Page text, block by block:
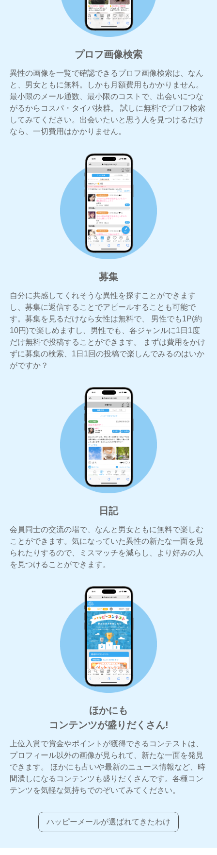
プロフ画像検索
異性の画像を一覧で確認できるプロフ画像検索は、なん
と、男女ともに無料。しかも月額費用もかかりません。
最小限のメール通数、最小限のコストで、出会いにつな
がるからコスパ・タイパ抜群。 試しに無料でプロフ検索
してみてください。出会いたいと思う人を見つけるだけ
なら、一切費用はかかりません。
募集
自分に共感してくれそうな異性を探すことができます
し、募集に返信することでアピールすることも可能で
す。募集を見るだけなら女性は無料で、 男性でも1P(約
10円)で楽しめますし、男性でも、各ジャンルに1日1度
だけ無料で投稿することができます。 まずは費用をかけ
ずに募集の検索、1日1回の投稿で楽しんでみるのはいか
がですか？
日記
会員同士の交流の場で、なんと男女ともに無料で楽しむ
ことができます。気になっていた異性の新たな一面を見
られたりするので、ミスマッチを減らし、より好みの人
を見つけることができます。
ほかにも
コンテンツが盛りだくさん!
上位入賞で賞金やポイントが獲得できるコンテストは、
プロフィール以外の画像が見られて、新たな一面を発見
できます。 ほかにも占いや最新のニュース情報など、時
間潰しになるコンテンツも盛りだくさんです。各種コン
テンツを気軽な気持ちでのぞいてみてください。
ハッピーメールが選ばれてきたわけ